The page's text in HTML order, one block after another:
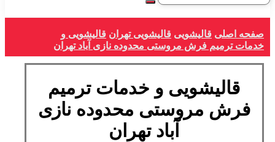
صفحه اصلی قالیشویی قالیشویی تهران قالیشویی و
خدمات ترمیم فرش مروستی محدوده نازی آباد تهران
قالیشویی و خدمات ترمیم
فرش مروستی محدوده نازی
آباد تهران